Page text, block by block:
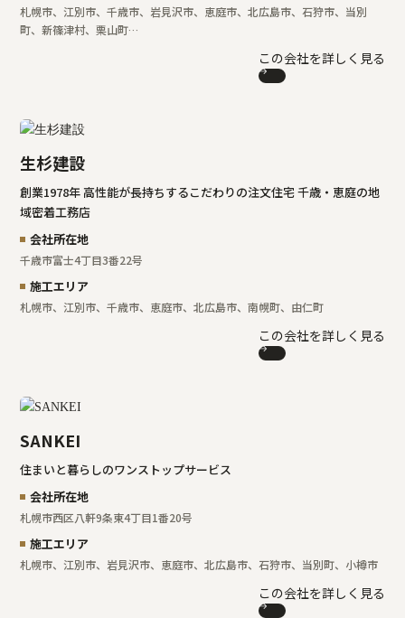
札幌市、江別市、千歳市、岩見沢市、恵庭市、北広島市、石狩市、当別
町、新篠津村、栗山町…
この会社を詳しく見る
生杉建設
創業1978年 高性能が長持ちするこだわりの注文住宅 千歳・恵庭の地
域密着工務店
会社所在地
千歳市富士4丁目3番22号
施工エリア
札幌市、江別市、千歳市、恵庭市、北広島市、南幌町、由仁町
この会社を詳しく見る
SANKEI
住まいと暮らしのワンストップサービス
会社所在地
札幌市西区八軒9条東4丁目1番20号
施工エリア
札幌市、江別市、岩見沢市、恵庭市、北広島市、石狩市、当別町、小樽市
この会社を詳しく見る